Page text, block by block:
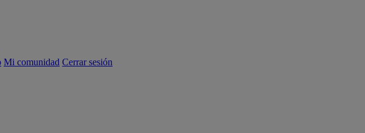
Mi comunidad Cerrar sesión